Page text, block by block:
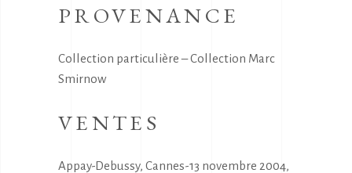
PROVENANCE
Collection particulière – Collection Marc
Smirnow
VENTES
Appay-Debussy, Cannes-13 novembre 2004,